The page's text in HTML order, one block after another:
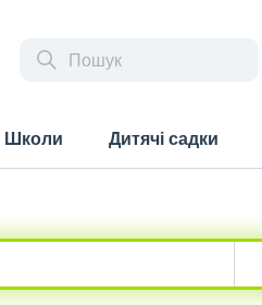
Школи Дитячі садки